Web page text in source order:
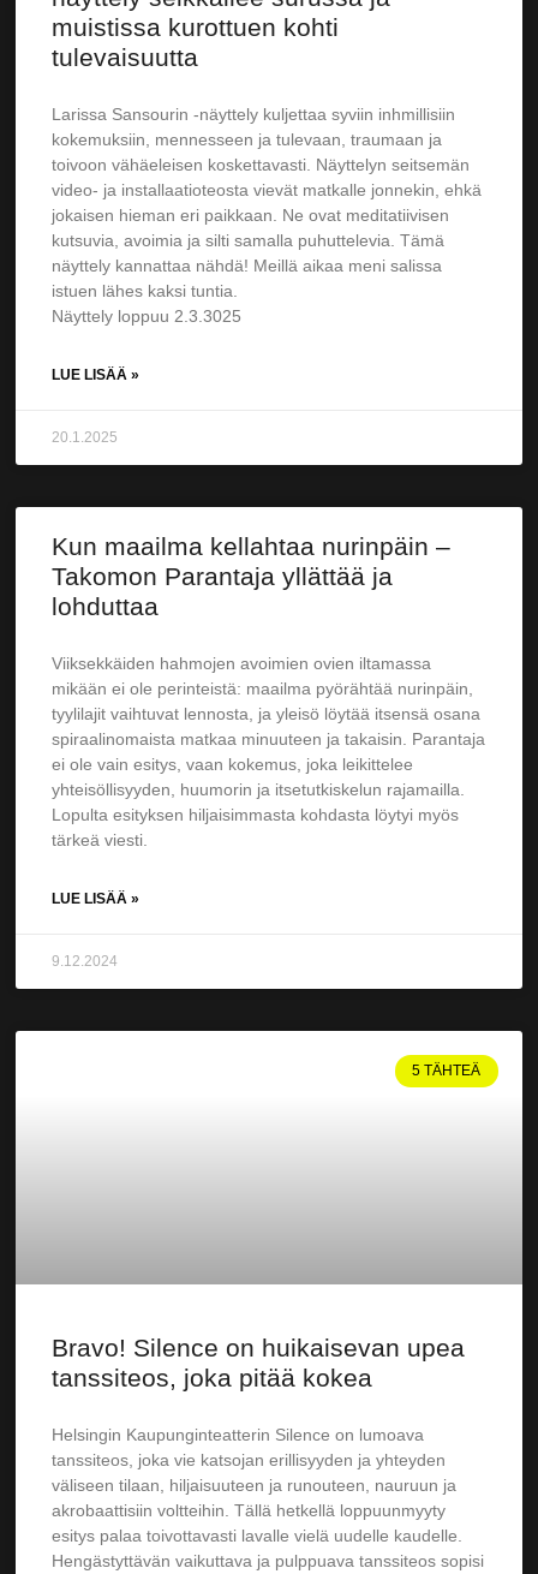
muistissa kurottuen kohti
tulevaisuutta
Larissa Sansourin -näyttely kuljettaa syviin inhmillisiin
kokemuksiin, mennesseen ja tulevaan, traumaan ja
toivoon vähäeleisen koskettavasti. Näyttelyn seitsemän
video- ja installaatioteosta vievät matkalle jonnekin, ehkä
jokaisen hieman eri paikkaan. Ne ovat meditatiivisen
kutsuvia, avoimia ja silti samalla puhuttelevia. Tämä
näyttely kannattaa nähdä! Meillä aikaa meni salissa
istuen lähes kaksi tuntia.
Näyttely loppuu 2.3.3025
LUE LISÄÄ »
20.1.2025
Kun maailma kellahtaa nurinpäin –
Takomon Parantaja yllättää ja
lohduttaa
Viiksekkäiden hahmojen avoimien ovien iltamassa
mikään ei ole perinteistä: maailma pyörähtää nurinpäin,
tyylilajit vaihtuvat lennosta, ja yleisö löytää itsensä osana
spiraalinomaista matkaa minuuteen ja takaisin. Parantaja
ei ole vain esitys, vaan kokemus, joka leikittelee
yhteisöllisyyden, huumorin ja itsetutkiskelun rajamailla.
Lopulta esityksen hiljaisimmasta kohdasta löytyi myös
tärkeä viesti.
LUE LISÄÄ »
9.12.2024
5 TÄHTEÄ
Bravo! Silence on huikaisevan upea
tanssiteos, joka pitää kokea
Helsingin Kaupunginteatterin Silence on lumoava
tanssiteos, joka vie katsojan erillisyyden ja yhteyden
väliseen tilaan, hiljaisuuteen ja runouteen, nauruun ja
akrobaattisiin voltteihin. Tällä hetkellä loppuunmyyty
esitys palaa toivottavasti lavalle vielä uudelle kaudelle.
Hengästyttävän vaikuttava ja pulppuava tanssiteos sopisi